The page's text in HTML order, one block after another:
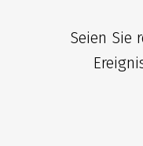
Seien Sie